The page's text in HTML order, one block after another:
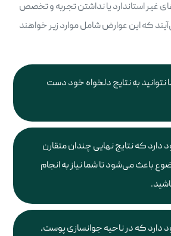
غیر استاندارد یا نداشتن تجربه و تخصص
که این عوارض شامل موارد زیر خواهند
به نتایج دلخواه خود دست
دارد که نتایج نهایی چندان متقارن
باعث می‌شود تا شما نیاز به انجام
دارد که در ناحیه جوانسازی پوست،